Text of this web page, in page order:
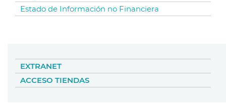
Estado de Información no Financiera
EXTRANET
ACCESO TIENDAS